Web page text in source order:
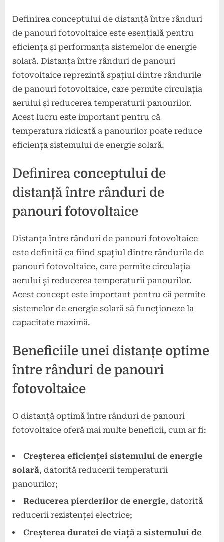
Definirea conceptului de distanță între rânduri
de panouri fotovoltaice este esențială pentru
eficiența și performanța sistemelor de energie
solară. Distanța între rânduri de panouri
fotovoltaice reprezintă spațiul dintre rândurile
de panouri fotovoltaice, care permite circulația
aerului și reducerea temperaturii panourilor.
Acest lucru este important pentru că
temperatura ridicată a panourilor poate reduce
eficiența sistemului de energie solară.
Definirea conceptului de
distanță între rânduri de
panouri fotovoltaice
Distanța între rânduri de panouri fotovoltaice
este definită ca fiind spațiul dintre rândurile de
panouri fotovoltaice, care permite circulația
aerului și reducerea temperaturii panourilor.
Acest concept este important pentru că permite
sistemelor de energie solară să funcționeze la
capacitate maximă.
Beneficiile unei distanțe optime
între rânduri de panouri
fotovoltaice
O distanță optimă între rânduri de panouri
fotovoltaice oferă mai multe beneficii, cum ar fi:
Creșterea eficienței sistemului de energie
solară, datorită reducerii temperaturii
panourilor;
Reducerea pierderilor de energie, datorită
reducerii rezistenței electrice;
Creșterea duratei de viață a sistemului de